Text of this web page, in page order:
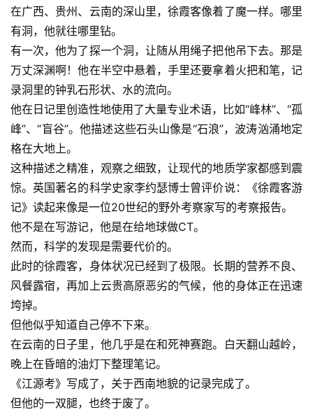
在广西、贵州、云南的深山里，徐霞客像着了魔一样。哪里
有洞，他就往哪里钻。
有一次，他为了探一个洞，让随从用绳子把他吊下去。那是
万丈深渊啊！他在半空中悬着，手里还要拿着火把和笔，记
录洞里的钟乳石形状、水的流向。
他在日记里创造性地使用了大量专业术语，比如“峰林”、“孤
峰”、“盲谷”。他描述这些石头山像是“石浪”，波涛汹涌地定
格在大地上。
这种描述之精准，观察之细致，让现代的地质学家都感到震
惊。英国著名的科学史家李约瑟博士曾评价说：《徐霞客游
记》读起来像是一位20世纪的野外考察家写的考察报告。
他不是在写游记，他是在给地球做CT。
然而，科学的发现是需要代价的。
此时的徐霞客，身体状况已经到了极限。长期的营养不良、
风餐露宿，再加上云贵高原恶劣的气候，他的身体正在迅速
垮掉。
但他似乎知道自己停不下来。
在云南的日子里，他几乎是在和死神赛跑。白天翻山越岭，
晚上在昏暗的油灯下整理笔记。
《江源考》写成了，关于西南地貌的记录完成了。
但他的一双腿，也终于废了。